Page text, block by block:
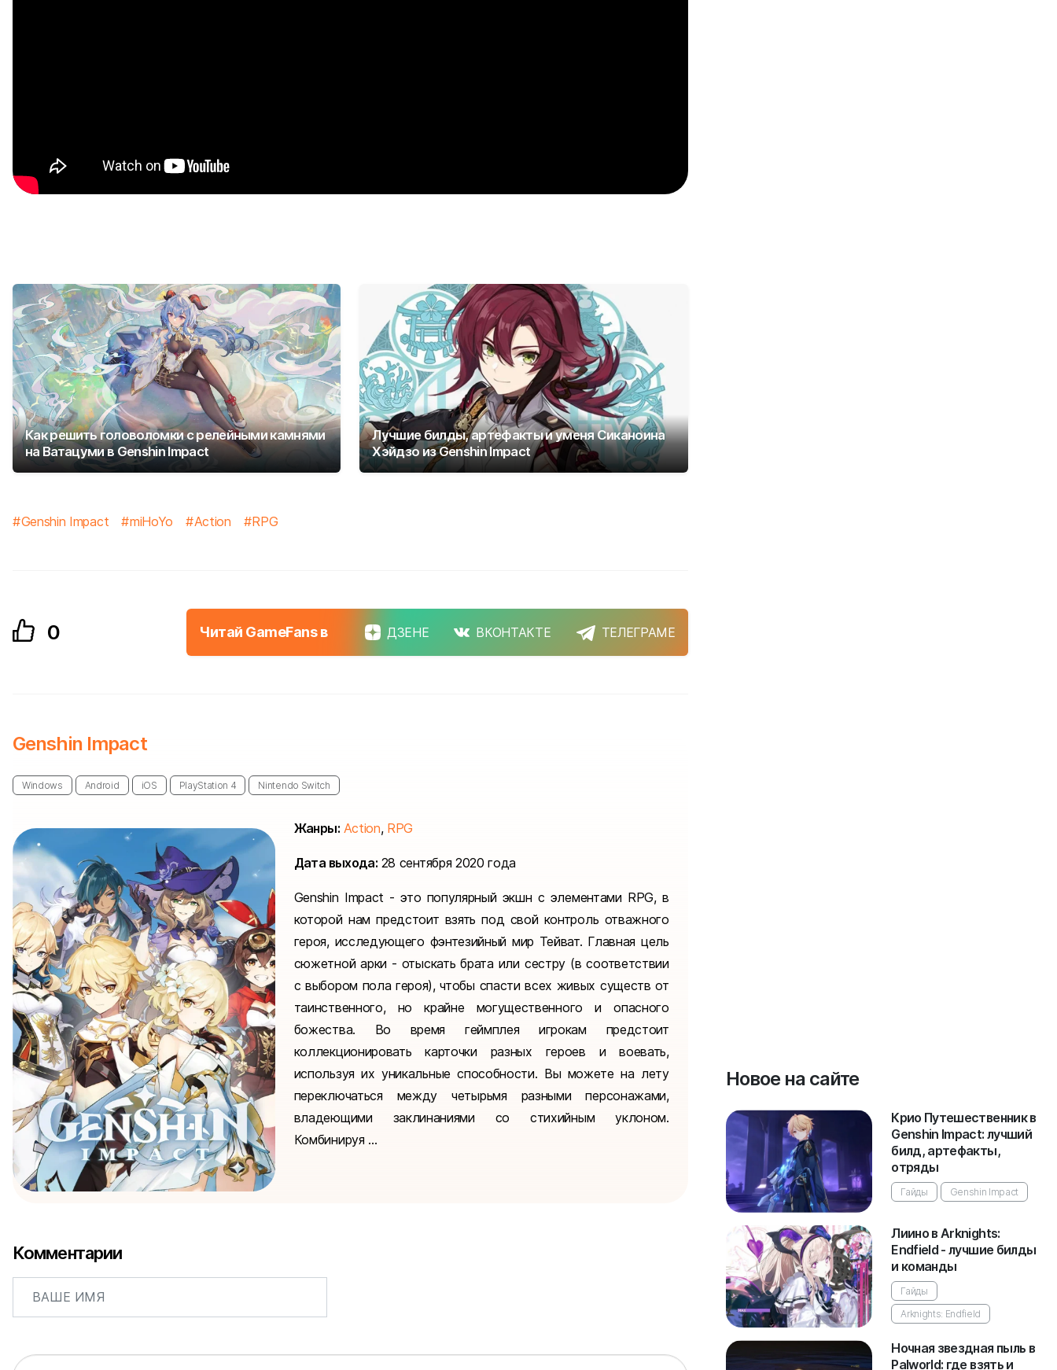
Как решить головоломки с релейными камнями
на Ватацуми в Genshin Impact
Лучшие билды, артефакты и уменя Сиканоина
Хэйдзо из Genshin Impact
Genshin Impact miHoYo Action RPG
0 Читай GameFans в ДЗЕНЕ ВКОНТАКТЕ ТЕЛЕГРАМЕ
Genshin Impact
Windows Android iOS PlayStation 4 Nintendo Switch
Жанры: Action, RPG
Дата выхода: 28 сентября 2020 года
Genshin Impact - это популярный экшн с элементами RPG, в
которой нам предстоит взять под свой контроль отважного
героя, исследующего фэнтезийный мир Тейват. Главная цель
сюжетной арки - отыскать брата или сестру (в соответствии
с выбором пола героя), чтобы спасти всех живых существ от
таинственного, но крайне могущественного и опасного
божества. Во время геймплея игрокам предстоит
коллекционировать карточки разных героев и воевать,
используя их уникальные способности. Вы можете на лету
переключаться между четырьмя разными персонажами,
владеющими заклинаниями со стихийным уклоном.
Комбинируя ...
Комментарии
Новое на сайте
Крио Путешественник в
Genshin Impact: лучший
билд, артефакты,
отряды
Гайды Genshin Impact
Лиино в Arknights:
Endfield - лучшие билды
и команды
Гайды
Arknights: Endfield
Ночная звездная пыль в
Palworld: где взять и